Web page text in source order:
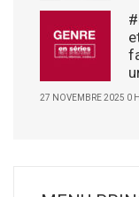
27 NOVEMBRE 2025 0